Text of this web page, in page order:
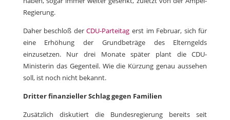
Regierung.
Daher beschloß derCDU-Parteitag erst im Februar, sich für
eine Erhöhung der Grundbeträge des Elterngelds
einzusetzen. Nur drei Monate später plant die CDU-
Ministerin das Gegenteil. Wie die Kürzung genau aussehen
soll, ist noch nicht bekannt.
Dritter finanzieller Schlag gegen Familien
Zusätzlich diskutiert die Bundesregierung bereits seit